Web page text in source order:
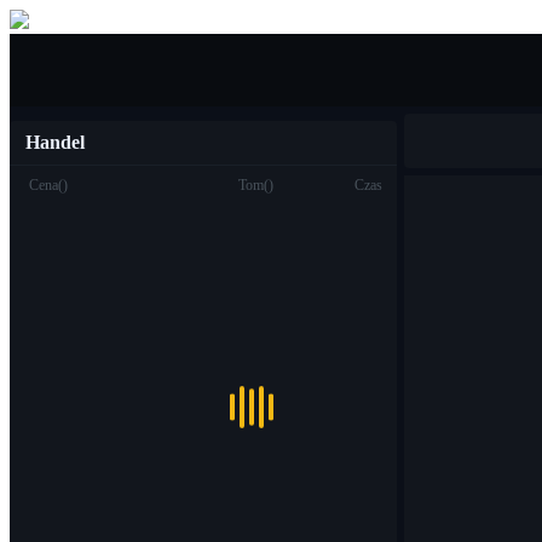
Handel
Cena() Tom() Czas